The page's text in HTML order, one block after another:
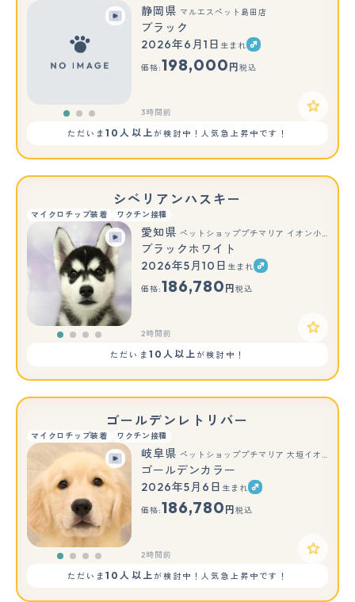
もっと見る
静岡県 マルエスペット島田店
ブラック
2026年6月1日 生まれ
価格:198,000 円 税込
3時間前
ただいま10人以上が検討中！人気急上昇中です！
シベリアンハスキー
マイクロチップ装着 ワクチン接種
愛知県 ペットショッププチマリア イオン小牧店
ブラックホワイト
2026年5月10日 生まれ
価格:186,780 円 税込
2時間前
ただいま 10人以上が検討中！
ゴールデンレトリバー
マイクロチップ装着 ワクチン接種
岐阜県 ペットショッププチマリア 大垣イオンモール店
ゴールデンカラー
2026年5月6日 生まれ
価格:186,780 円 税込
2時間前
ただいま10人以上が検討中！人気急上昇中です！